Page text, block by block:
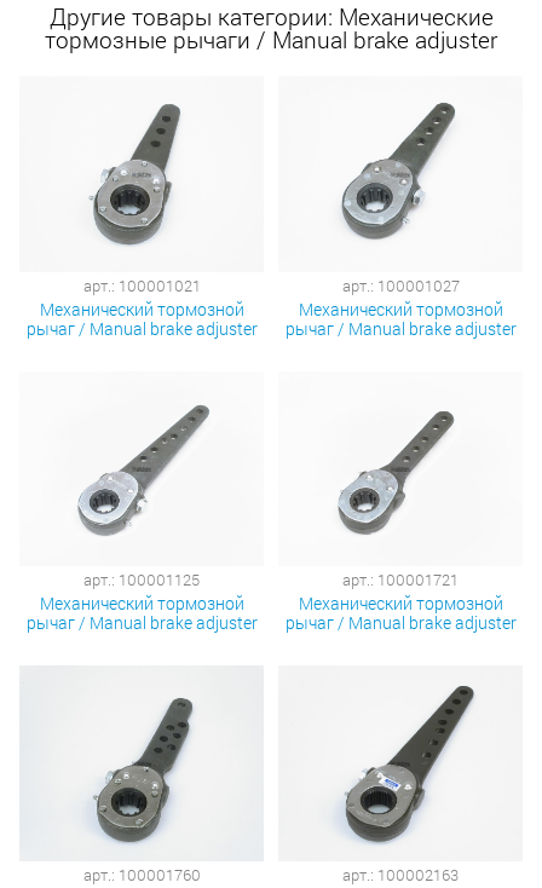
Другие товары категории: Механические
тормозные рычаги / Manual brake adjuster
арт.: 100001021
Механический тормозной
рычаг / Manual brake adjuster
арт.: 100001027
Механический тормозной
рычаг / Manual brake adjuster
арт.: 100001125
Механический тормозной
рычаг / Manual brake adjuster
арт.: 100001721
Механический тормозной
рычаг / Manual brake adjuster
арт.: 100001760 арт.: 100002163